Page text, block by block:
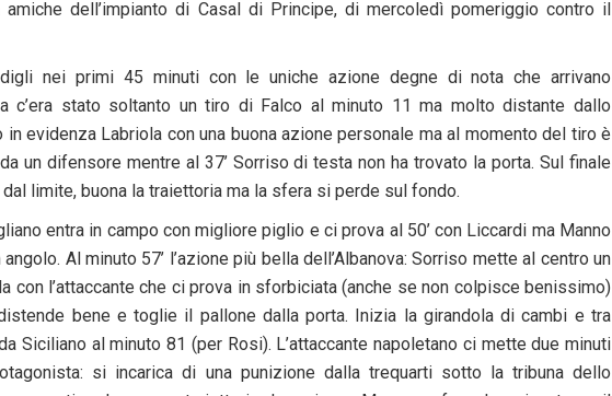
dell’impianto di Casal di Principe, di mercoledì pomeriggio contro il
nei primi 45 minuti con le uniche azione degne di nota che arrivano
c’era stato soltanto un tiro di Falco al minuto 11 ma molto distante dallo
in evidenza Labriola con una buona azione personale ma al momento del tiro è
un difensore mentre al 37’ Sorriso di testa non ha trovato la porta. Sul finale
limite, buona la traiettoria ma la sfera si perde sul fondo.
entra in campo con migliore piglio e ci prova al 50’ con Liccardi ma Manno
Al minuto 57’ l’azione più bella dell’Albanova: Sorriso mette al centro un
con l’attaccante che ci prova in sforbiciata (anche se non colpisce benissimo)
bene e toglie il pallone dalla porta. Inizia la girandola di cambi e tra
Siciliano al minuto 81 (per Rosi). L’attaccante napoletano ci mette due minuti
si incarica di una punizione dalla trequarti sotto la tribuna dello